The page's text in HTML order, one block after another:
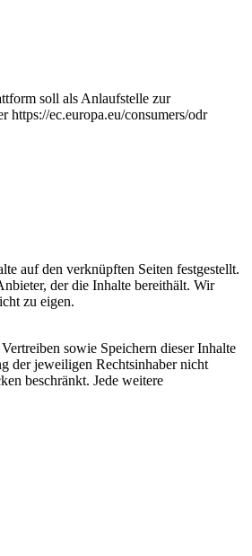
soll als Anlaufstelle zur
ec.europa.eu/consumers/odr
auf den verknüpften Seiten festgestellt.
der die Inhalte bereithält. Wir
zu eigen.
sowie Speichern dieser Inhalte
der jeweiligen Rechtsinhaber nicht
beschränkt. Jede weitere